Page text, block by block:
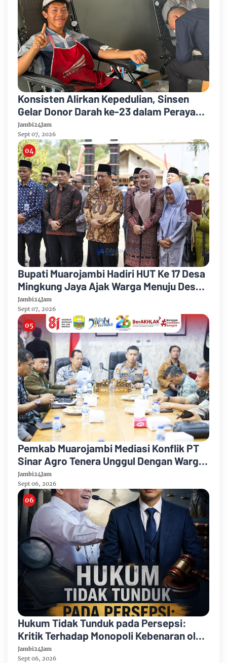
Konsisten Alirkan Kepedulian, Sinsen
Gelar Donor Darah ke-23 dalam Perayaan
Anniversary Sinsen
Jambi24Jam
Sept 07, 2026
Bupati Muarojambi Hadiri HUT Ke 17 Desa
Mingkung Jaya Ajak Warga Menuju Desa
Mandiri 2026
Jambi24Jam
Sept 07, 2026
Pemkab Muarojambi Mediasi Konflik PT
Sinar Agro Tenera Unggul Dengan Warga
Sipin Teluk Duren
Jambi24Jam
Sept 06, 2026
Hukum Tidak Tunduk pada Persepsi:
Kritik Terhadap Monopoli Kebenaran oleh
Media dan Aktivis
Jambi24Jam
Sept 06, 2026